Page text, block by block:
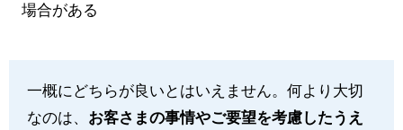
場合がある
一概にどちらが良いとはいえません。何より大切
なのは、 お客さまの事情やご要望を考慮したうえ